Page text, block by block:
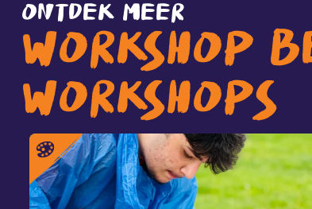
ONTDEK MEER
WORKSHOP
WORKSHOPS